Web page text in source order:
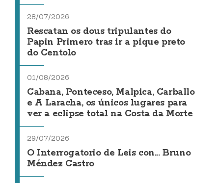
28/07/2026
Rescatan os dous tripulantes do
Papin Primero tras ir a pique preto
do Centolo
01/08/2026
Cabana, Ponteceso, Malpica, Carballo
e A Laracha, os únicos lugares para
ver a eclipse total na Costa da Morte
29/07/2026
O Interrogatorio de Leis con... Bruno
Méndez Castro